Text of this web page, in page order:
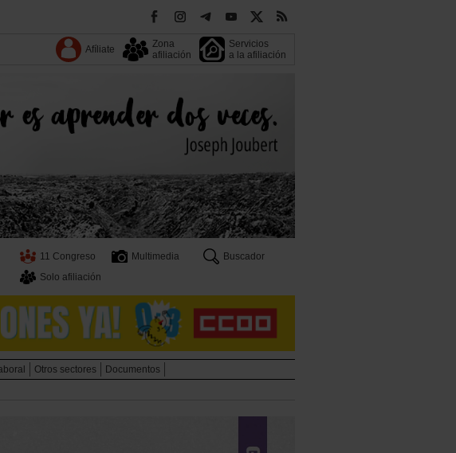
Afíliate
Zona
afiliación
Servicios
a la afiliación
11 Congreso Multimedia
Buscador
Solo afiliación
Otros sectores
Documentos